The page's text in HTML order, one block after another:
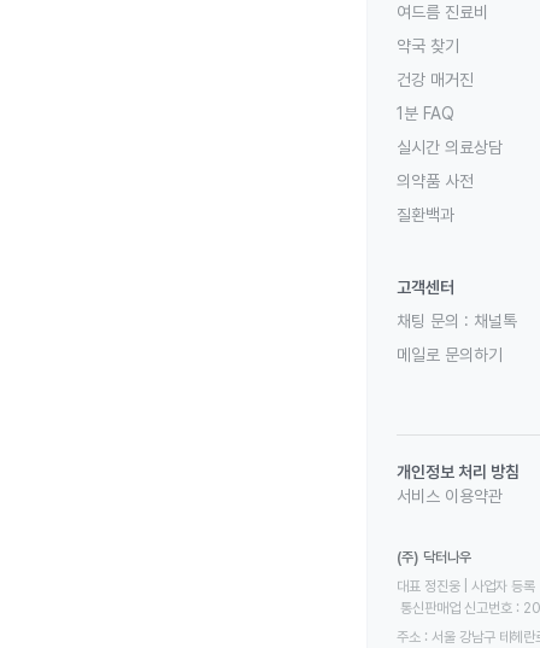
여드름 진료비
약국 찾기
건강 매거진
1분 FAQ
실시간 의료상담
의약품 사전
질환백과
고객센터
채팅 문의 : 채널톡
메일로 문의하기
개인정보 처리 방침
서비스 이용약관
(주) 닥터나우
대표 정진웅 | 사업자
통신판매업 신고번호
주소 : 서울 강남구 테헤